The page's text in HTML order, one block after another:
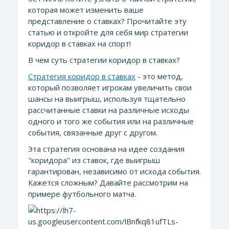
которая может изменить ваше
представление о ставках? Прочитайте эту
статью и откройте для себя мир стратегии
коридор в ставках на спорт!
В чем суть стратегии коридор в ставках?
Стратегия коридор в ставках - это метод,
который позволяет игрокам увеличить свои
шансы на выигрыш, используя тщательно
рассчитанные ставки на различные исходы
одного и того же события или на различные
события, связанные друг с другом.
Эта стратегия основана на идее создания
"коридора" из ставок, где выигрыш
гарантирован, независимо от исхода события.
Кажется сложным? Давайте рассмотрим на
примере футбольного матча.